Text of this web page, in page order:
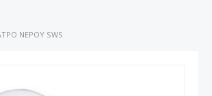
ΝΕΡΟΎ SWS